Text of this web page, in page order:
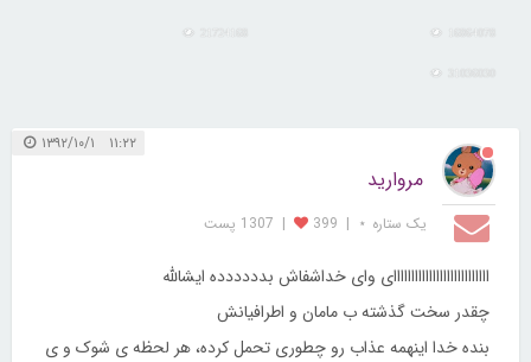
۱۱:۲۲ ۱۳۹۲/۱۰/۱
مروارید
یک ستاره ⋆ |
399
| 1307 پست
ااااااااااااااااااااااااااای وای خداشفاش بدددددده ایشالله
چقدر سخت گذشته ب مامان و اطرافیانش
بنده خدا اینهمه عذاب رو چطوری تحمل کرده، هر لحظه ی شوک و ی